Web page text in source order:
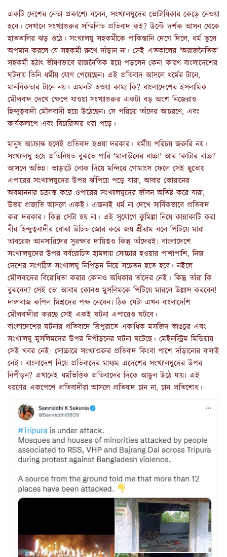
একটি দেশের নেতা প্রকাশ্যে বলেন, সংখ্যালঘুদের ভোটাধিকার কেড়ে নেওয়া
হবে। সেখানে সংখ্যাগুরুর সম্মিলিত প্রতিবাদ কই? উল্টে দর্শক আসন থেকে
হাততালির ঝড় ওঠে। সংখ্যালঘু সহকর্মীকে পাকিস্তানি দেগে দিলে, ধর্ম তুলে
অপমান করলে যে সহকর্মী রুখে দাঁড়ান না। সেই এতকালের 'অরাজনৈতিক'
সহকর্মী হঠাৎ ভীষণভাবে রাজনৈতিক হয়ে পড়লেন কেন! কারণ বাংলাদেশের
ঘটনায় তিনি ধর্মীয় যোগ পেয়েছেন৷ এই প্রতিবাদ আসলে ধর্মের টানে,
মানবিকতার টানে নয়। এমনটা হওয়া কাম্য কি? বাংলাদেশের ইসলামিক
মৌলবাদ দেখে ক্ষেপে যাওয়া সংখ্যাগুরুর একটা বড় অংশ নিজেরাও
হিন্দুত্ববাদী মৌলবাদী হয়ে উঠেছেন৷ সে পরিচয় তাঁদের আচরণে, এবং
কার্যকলাপে এবং দ্বিচারিতায় ধরা পড়ে।
মানুষ আক্রান্ত হলেই প্রতিবাদ হওয়া দরকার। ধর্মীয় পরিচয় জরুরি নয়।
সংখ্যালঘু হয়ে প্রতিনিয়ত বুঝতে পারি 'মালাউনের বাচ্চা' আর 'কাটার বাচ্চা'
আসলে অভিন্ন৷ ভাড়াটে লোক দিয়ে মন্দিরে গোমাংস ফেলে সেই ছুতোয়
এপারের সংখ্যালঘুদের উপর ঝাঁপিয়ে পড়ে যারা, আবার কোরানের
অবমাননার চক্রান্ত করে ওপারের সংখ্যালঘুদের জীবন অতিষ্ট করে যারা,
উভয় প্রজাতি আসলে একই। এজন্যই ধর্ম না দেখে সার্বিকভাবে প্রতিবাদ
করা দরকার। কিন্তু সেটা হয় না। এই সুযোগে কুমিল্লা নিয়ে কান্নাকাটি করা
বীর হিন্দুত্ববাদীর বোঝা উচিত জোর করে জয় শ্রীরাম বলে পিটিয়ে মারা
তাবরেজ আনসারিদের সুরক্ষার দায়িত্বও কিন্তু তাঁদেরই৷ বাংলাদেশে
সংখ্যালঘুদের উপর বর্বরোচিত হামলায় সোচ্চার হওয়ার পাশাপাশি, নিজ
দেশের সংগঠিত সংখ্যালঘু নিপিড়ন নিয়ে সচেতন হতে হবে। নইলে
মৌলবাদের বিরোধিতা করার কোনও অধিকার তাঁদের নেই। কিন্তু তাঁরা কি
বুঝবেন? সেই তো আবার কোনও মুসলিমকে পিটিয়ে মারলে উল্লাস করবেন!
দাঙ্গাবাজ কপিল মিশ্রদের পক্ষ নেবেন৷ ঠিক যেটা এখন বাংলাদেশি
মৌলবাদীরা করছে সেই একই ঘটনা এপারেও ঘটবে।
বাংলাদেশের ঘটনার প্রতিবাদে ত্রিপুরাতে একাধিক মসজিদ ভাঙচুর এবং
সংখ্যালঘু মুসলিমদের উপর নিপীড়নের ঘটনা ঘটেছে। মেইনস্ট্রিম মিডিয়ায়
সেই খবর নেই৷ সোচ্চারে সংখ্যাগুরুর প্রতিবাদ কিংবা পাশে দাঁড়ানোর বালাই
নেই। বাংলাদেশ নিয়ে প্রতিবাদের মাধ্যম এদেশের সংখ্যালঘুদের উপর
নিপীড়ন? এখানেই ধর্মভিত্তিক প্রতিবাদের দিকে আঙুল উঠে যায়৷ এই
ধরণের একপেশে প্রতিবাদীরা আসলে প্রতিবাদ চান না, চান প্রতিশোধ।